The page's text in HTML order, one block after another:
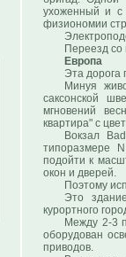
ухоженный и с
физиономии
Переезд
Европа
Эта дорога
Минуя
саксонской
мгновений
квартира" с
Вокзал
типоразмере
подойти к
окон и дверей.
Поэтому
Это
курортного
Между 2-3
оборудован
приводов.